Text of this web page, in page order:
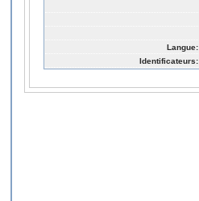
Langue:
Identificateurs: